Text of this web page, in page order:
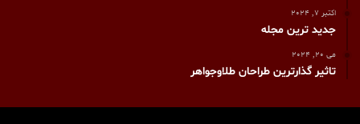
اکتبر 7, 2024
جدید ترین مجله
می 20, 2024
تاثیر گذارترین طراحان طلاوجواهر